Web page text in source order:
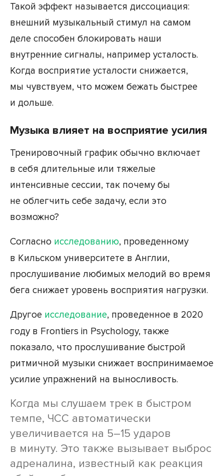
Такой эффект называется диссоциация:
внешний музыкальный стимул на самом
деле способен блокировать наши
внутренние сигналы, например усталость.
Когда восприятие усталости снижается,
мы чувствуем, что можем бежать быстрее
и дольше.
Музыка влияет на восприятие усилия
Тренировочный график обычно включает
в себя длительные или тяжелые
интенсивные сессии, так почему бы
не облегчить себе задачу, если это
возможно?
Согласно исследованию, проведенному
в Кильском университете в Англии,
прослушивание любимых мелодий во время
бега снижает уровень восприятия нагрузки.
Другое исследование, проведенное в 2020
году в Frontiers in Psychology, также
показало, что прослушивание быстрой
ритмичной музыки снижает воспринимаемое
усилие упражнений на выносливость.
Когда мы слушаем трек в быстром
темпе, ЧСС автоматически
увеличивается на 5–15 ударов
в минуту. Это также вызывает выброс
адреналина, известный как реакция